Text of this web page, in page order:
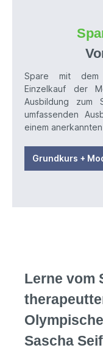
Spare mit dem
Einzelkauf der
Ausbildung zum
umfassenden
einem
Grundkurs +
Lerne
Sascha